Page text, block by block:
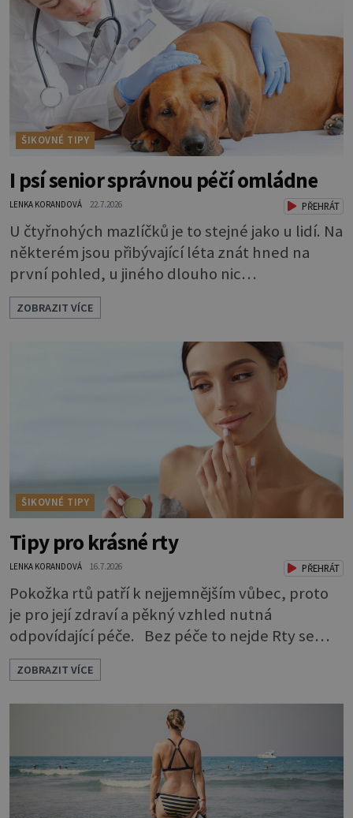
ŠIKOVNÉ TIPY
I psí senior správnou péčí omládne
LENKA KORANDOVÁ 22.7.2026 PŘEHRÁT
U čtyřnohých mazlíčků je to stejné jako u lidí. Na
některém jsou přibývající léta znát hned na
první pohled, u jiného dlouho nic
nezaznamenáte. Přesto byste si měli staršího
psa více všímat, aby vám neunikly důležité
signály, že něco není v pořádku. Včasná péče
mu může prodloužit i zkvalitnit život. Hůře
mohou mít v nepořádku zažívání.
ZOBRAZIT VÍCE
ŠIKOVNÉ TIPY
Tipy pro krásné rty
LENKA KORANDOVÁ 16.7.2026 PŘEHRÁT
Pokožka rtů patří k nejjemnějším vůbec, proto
je pro její zdraví a pěkný vzhled nutná
odpovídající péče. Bez péče to nejde Rty se
neliší jen barvou, ale také mnohem tenčí
povrchovou vrstvou než ostatní pleť a pokožka.
Nezvláčňují je žádné mazové žlázy, proto jsou
rty mnohem choulostivější a náchylné k
vysychání a praskání. Balzám na rty je proto
nutnou základní výbavou, pokud chce
ZOBRAZIT VÍCE